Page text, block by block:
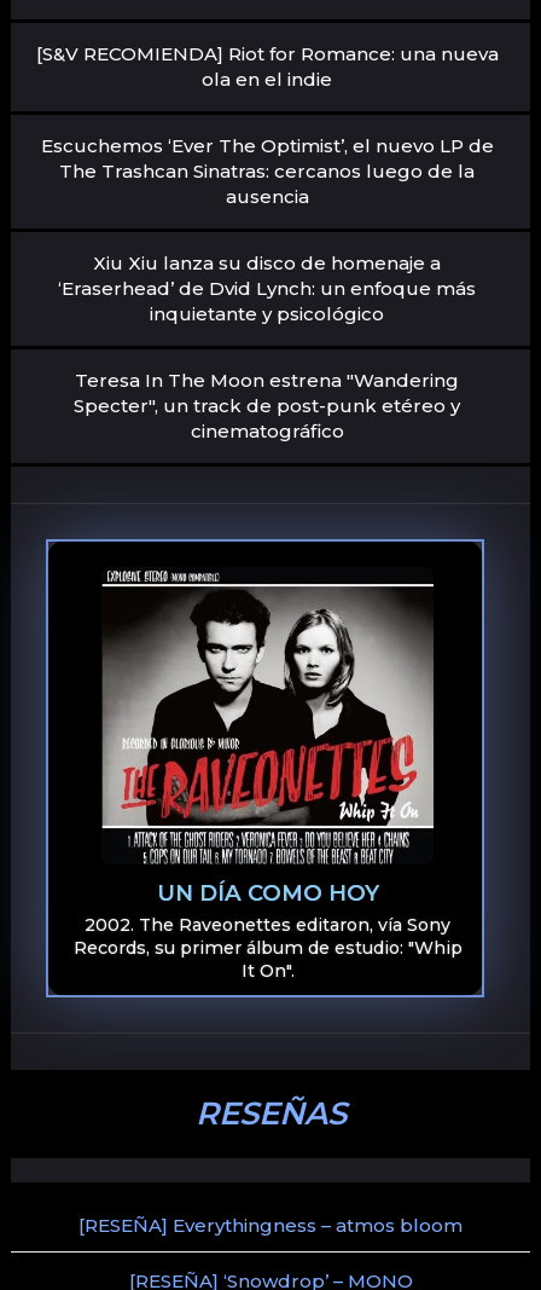
[S&V RECOMIENDA] Riot for Romance: una nueva
ola en el indie
Escuchemos ‘Ever The Optimist’, el nuevo LP de
The Trashcan Sinatras: cercanos luego de la
ausencia
Xiu Xiu lanza su disco de homenaje a
‘Eraserhead’ de Dvid Lynch: un enfoque más
inquietante y psicológico
Teresa In The Moon estrena "Wandering
Specter", un track de post-punk etéreo y
cinematográfico
UN DÍA COMO HOY
2002. The Raveonettes editaron, vía Sony
Records, su primer álbum de estudio: "Whip
It On".
RESEÑAS
[RESEÑA] Everythingness – atmos bloom
[RESEÑA] ‘Snowdrop’ – MONO